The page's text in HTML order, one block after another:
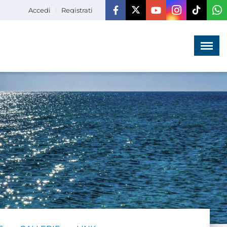
Accedi Registrati
Menù ×
LA VITA
DELL'ASSOCIAZIONE
COMUNICAZIONE,
PROGETTI ED EDITORIA
AMMINISTRAZIONE
TRASPARENTE